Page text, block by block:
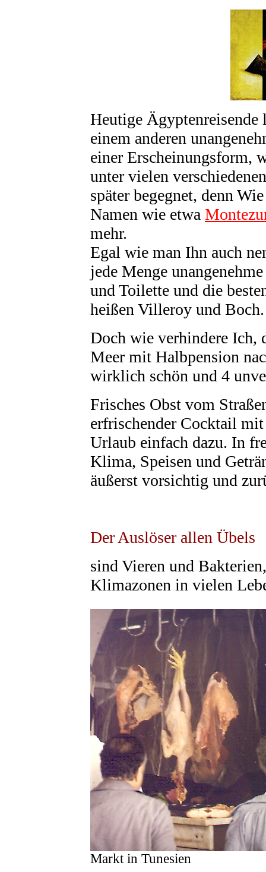
Heutige Ägyptenreisende
einem anderen
einer Erscheinungsform,
unter vielen
später begegnet, denn
Namen wie etwa
mehr.
Egal wie man Ihn auch
jede Menge
und Toilette und die
heißen Villeroy und Boch.
Doch wie verhindere Ich,
Meer mit Halbpension
wirklich schön und 4
Frisches Obst vom
erfrischender Cocktail
Urlaub einfach dazu. In
Klima, Speisen und
äußerst vorsichtig und
Der Auslöser allen Übels
sind Vieren und
Klimazonen in vielen
Markt in Tunesien